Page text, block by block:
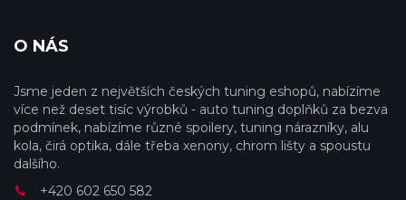
O NÁS
Jsme jeden z největších českých tuning eshopů, nabízíme
více než deset tisíc výrobků - auto tuning doplňků za bezva
podmínek, nabízíme různé spoilery, tuning nárazníky, alu
kola, čirá optika, dále třeba xenony, chrom lišty a spoustu
dalšího.
+420 602 650 582